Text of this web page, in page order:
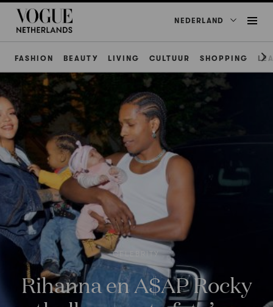
NEDERLAND
FASHION BEAUTY LIVING CULTUUR SHOPPING
CELEBRITY
Rihanna en A$AP Rocky